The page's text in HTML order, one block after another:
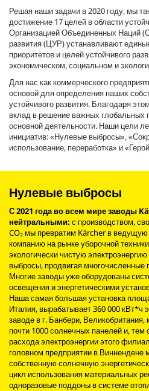
Решая наши задачи в 2020 году, мы
достижение 17 целей в области
Организацией Объединенных Наций
развития (ЦУР) устанавливают
приоритетов и целей устойчивого
экономическом, социальном и
Для нас как коммерческого
основой для определения наших
устойчивого развития. Благодаря
вклад в решение важных глобальных
основной деятельности. Наши цели
инициатив: «Нулевые выбросы»,
использование, переработка» и
Нулевые выбросы
С 2021 года во всем мире заводы
нейтральными: с производством,
CO₂ мы превратим Kärcher в
компанию на рынке уборочной
экологически чистую
выбросы, продвигая многочисленные
Многие заводы уже оборудованы
освещения и энергетическими
Наша самая большая установка
Италия, вырабатывает 360 000 кВт*ч
заводе в г. Банбери,
почти 1000 солнечных панелей и,
расхода электроэнергии этого
головном предприятии в Виннендене
собственную солнечную
цикл использования материальных
одноразовые поддоны в системе